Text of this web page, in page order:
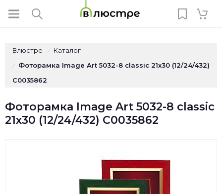
Влюстре / Каталог
/
Фоторамка Image Art 5032-8 classic 21x30 (12/24/432)
C0035862
Фоторамка Image Art 5032-8 classic
21x30 (12/24/432) C0035862